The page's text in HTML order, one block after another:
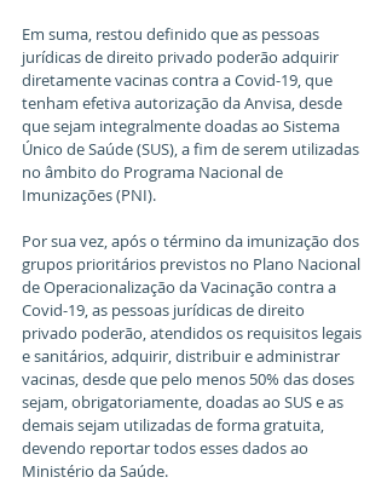
Em suma, restou definido que as pessoas
jurídicas de direito privado poderão adquirir
diretamente vacinas contra a Covid-19, que
tenham efetiva autorização da Anvisa, desde
que sejam integralmente doadas ao Sistema
Único de Saúde (SUS), a fim de serem utilizadas
no âmbito do Programa Nacional de
Imunizações (PNI).
Por sua vez, após o término da imunização dos
grupos prioritários previstos no Plano Nacional
de Operacionalização da Vacinação contra a
Covid-19, as pessoas jurídicas de direito
privado poderão, atendidos os requisitos legais
e sanitários, adquirir, distribuir e administrar
vacinas, desde que pelo menos 50% das doses
sejam, obrigatoriamente, doadas ao SUS e as
demais sejam utilizadas de forma gratuita,
devendo reportar todos esses dados ao
Ministério da Saúde.